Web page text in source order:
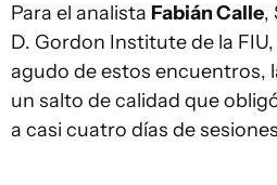
Para el analista Fabián Calle,
D. Gordon Institute de la
agudo de estos encuentros,
un salto de calidad que
a casi cuatro días de